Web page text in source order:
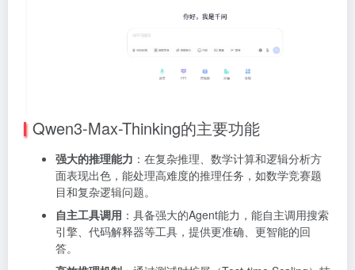
Qwen3-Max-Thinking的主要功能
强大的推理能力 ：在复杂推理、数学计算和逻辑分析方
面表现出色，能处理高难度的推理任务，如数学竞赛题
目和复杂逻辑问题。
自主工具调用 ：具备强大的Agent能力，能自主调用搜索
引擎、代码解释器等工具，提供更准确、更智能的回
答。